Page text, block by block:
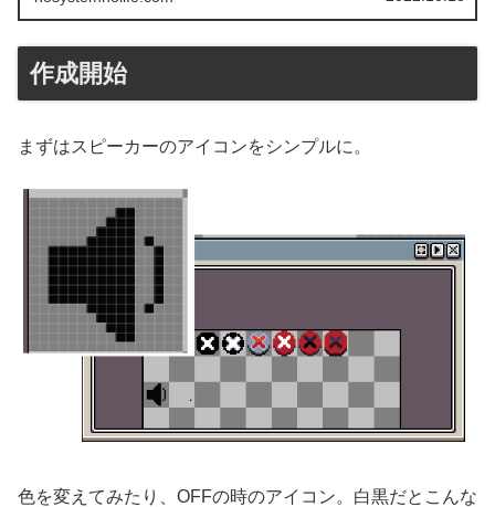
作成開始
まずはスピーカーのアイコンをシンプルに。
色を変えてみたり、OFFの時のアイコン。白黒だとこんな